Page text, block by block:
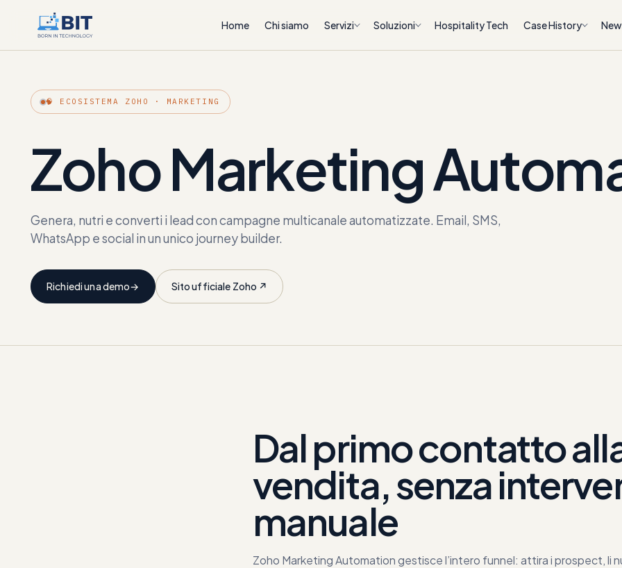
Home Chi siamo Servizi Soluzioni Hospitality Tech Case History
🧠 ECOSISTEMA ZOHO · MARKETING
Zoho Marketing
Genera, nutri e converti i lead con campagne multicanale automatizzate. Email, SMS,
WhatsApp e social in un unico journey builder.
Richiedi una demo→ Sito ufficiale Zoho ↗
Dal primo contatto
vendita, senza
manuale
Zoho Marketing Automation gestisce l’intero funnel: attira i prospect, li